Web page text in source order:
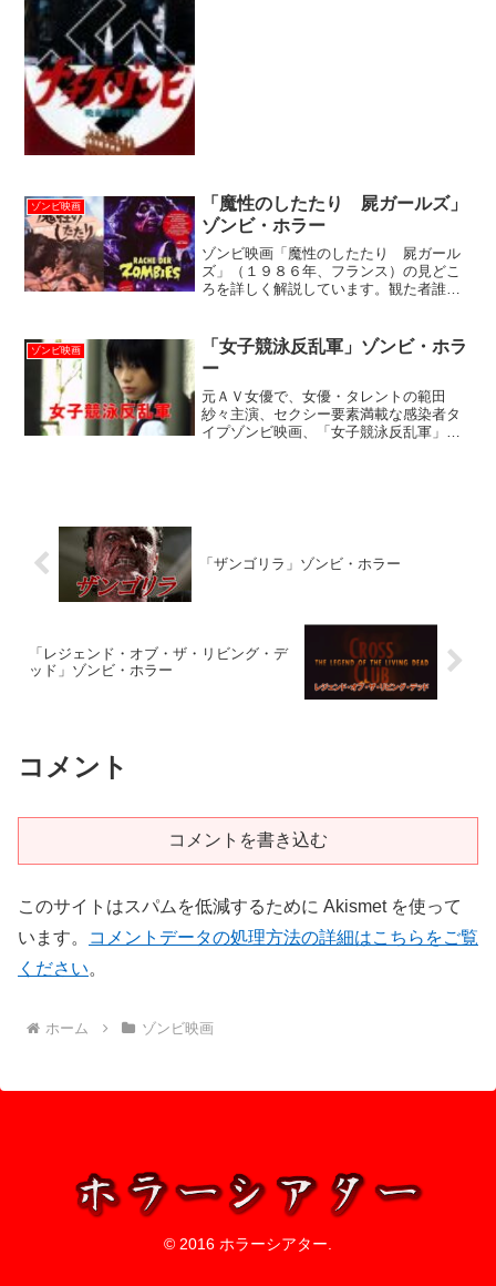
ゾンビ映画
「魔性のしたたり 屍ガールズ」
ゾンビ・ホラー
ゾンビ映画「魔性のしたたり 屍ガール
ズ」（１９８６年、フランス）の見どこ
ろを詳しく解説しています。観た者誰も
ゾンビ映画
「女子競泳反乱軍」ゾンビ・ホラ
ー
元ＡＶ女優で、女優・タレントの範田
紗々主演、セクシー要素満載な感染者タ
イプゾンビ映画、「女子競泳反乱軍」の
「ザンゴリラ」ゾンビ・ホラー
「レジェンド・オブ・ザ・リビング・デ
ッド」ゾンビ・ホラー
コメント
コメントを書き込む
このサイトはスパムを低減するために Akismet を使って
います。
コメントデータの処理方法の詳細はこちらをご覧
ください。
ホーム ゾンビ映画
© 2016 ホラーシアター.